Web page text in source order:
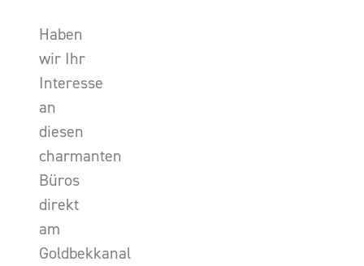
Haben
wir Ihr
Interesse
an
diesen
charmanten
Büros
direkt
am
Goldbekkanal